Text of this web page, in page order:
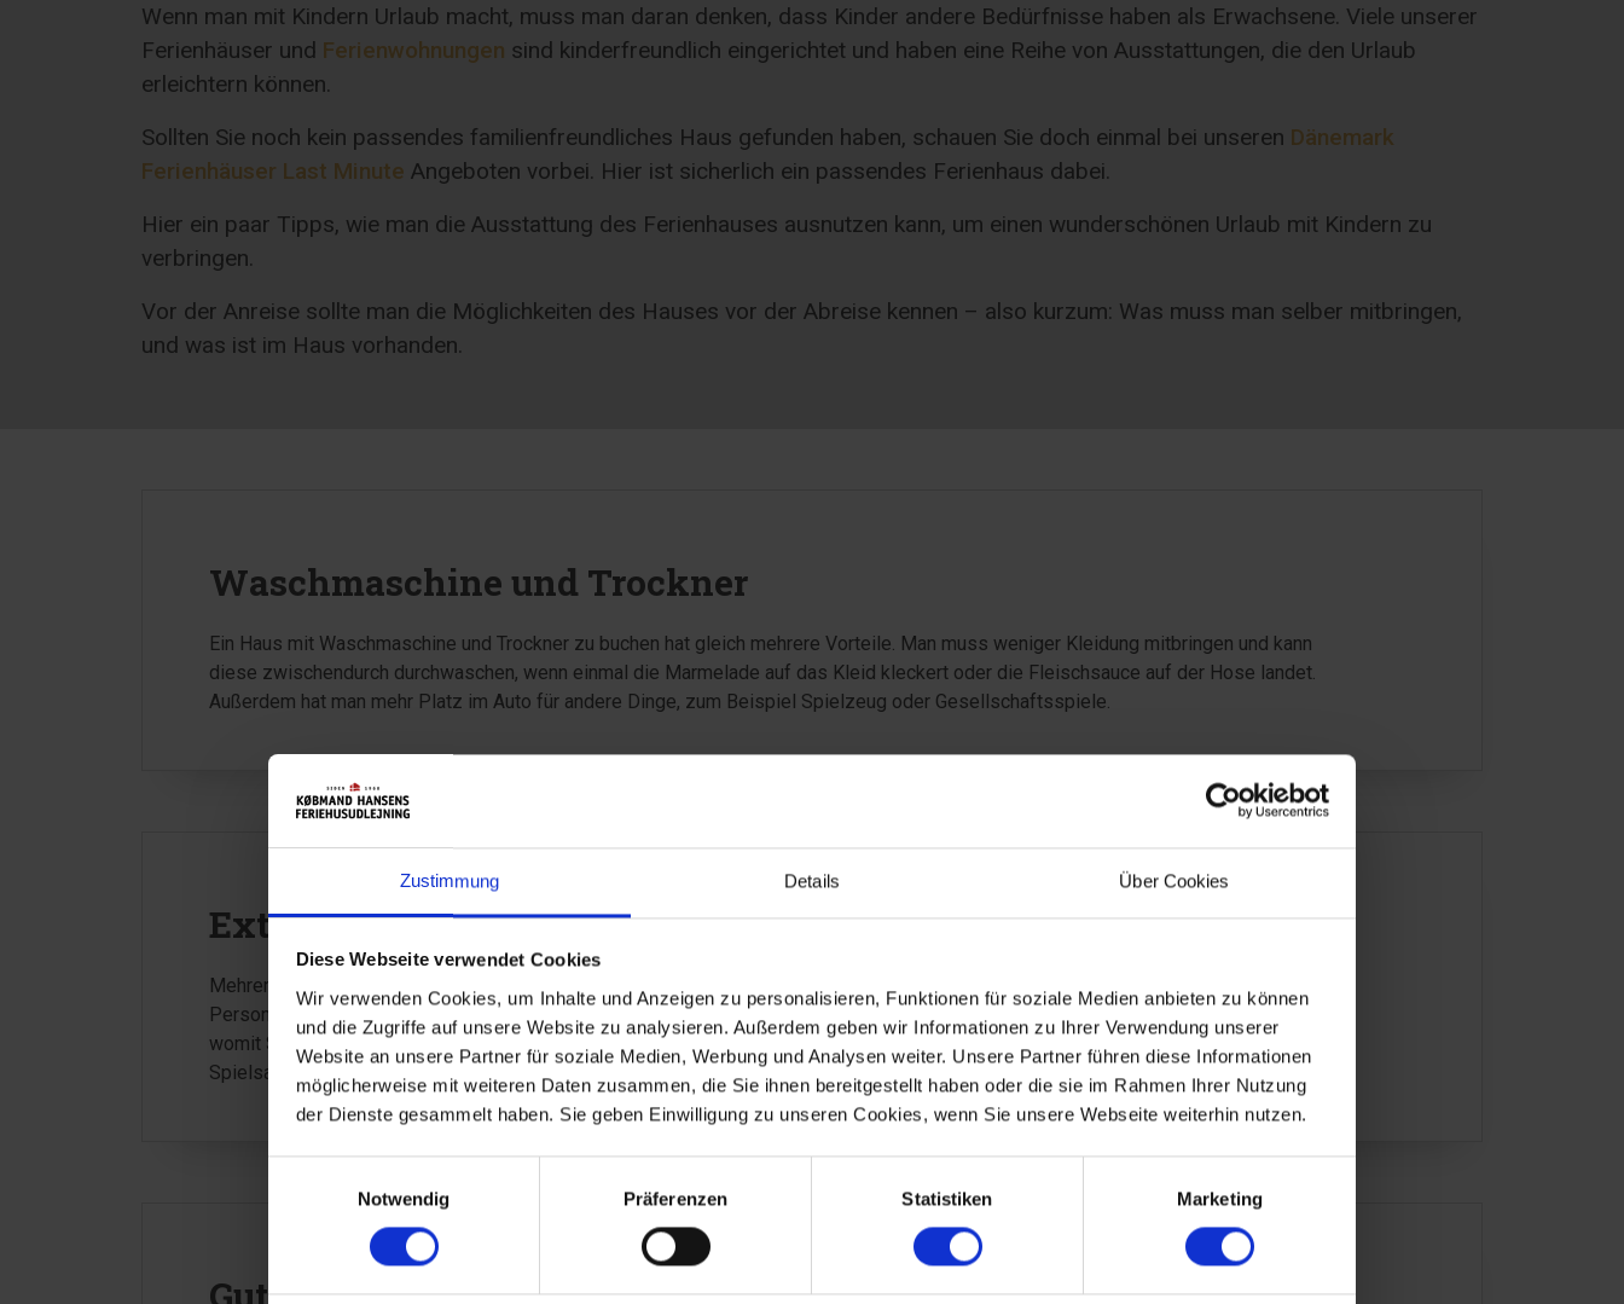
Zustimmung Details Über Cookies
Diese Webseite verwendet Cookies
Wir verwenden Cookies, um Inhalte und Anzeigen zu personalisieren, Funktionen für soziale Medien anbieten zu können
und die Zugriffe auf unsere Website zu analysieren. Außerdem geben wir Informationen zu Ihrer Verwendung unserer
Website an unsere Partner für soziale Medien, Werbung und Analysen weiter. Unsere Partner führen diese Informationen
möglicherweise mit weiteren Daten zusammen, die Sie ihnen bereitgestellt haben oder die sie im Rahmen Ihrer Nutzung
der Dienste gesammelt haben. Sie geben Einwilligung zu unseren Cookies, wenn Sie unsere Webseite weiterhin nutzen.
Notwendig
Präferenzen Statistiken Marketing
Wenn man mit Kindern Urlaub macht, muss man daran denken, dass Kinder andere Bedürfnisse haben als Erwachsene. Viele unserer
Ferienhäuser und Ferienwohnungen sind kinderfreundlich eingerichtet und haben eine Reihe von Ausstattungen, die den Urlaub
erleichtern können.
Sollten Sie noch kein passendes familienfreundliches Haus gefunden haben, schauen Sie doch einmal bei unseren Dänemark
Ferienhäuser Last Minute Angeboten vorbei. Hier ist sicherlich ein passendes Ferienhaus dabei.
Hier ein paar Tipps, wie man die Ausstattung des Ferienhauses ausnutzen kann, um einen wunderschönen Urlaub mit Kindern zu
verbringen.
Vor der Anreise sollte man die Möglichkeiten des Hauses vor der Abreise kennen – also kurzum: Was muss man selber mitbringen,
und was ist im Haus vorhanden.
Waschmaschine und Trockner
Ein Haus mit Waschmaschine und Trockner zu buchen hat gleich mehrere Vorteile. Man muss weniger Kleidung mitbringen und kann
diese zwischendurch durchwaschen, wenn einmal die Marmelade auf das Kleid kleckert oder die Fleischsauce auf der Hose landet.
Außerdem hat man mehr Platz im Auto für andere Dinge, zum Beispiel Spielzeug oder Gesellschaftsspiele.
Extra Bad
Mehrere Bäder sind immer ein Vorteil, und vor allem wenn man mit Kindern Urlaub macht! Die Vorteile sind offensichtlich: mehrere
Personen können zur selben Zeit duschen und es spart Zeit. Die Kinder können ein Bad bekommen, und die Erwachsene das andere,
womit Sand vom Strand, Schwimmtieren und Sandspielsachen im Bad der Kinder bleiben, und ein sauberes Bad ohne Sand und
Spielsachen bleibt den Eltern vorbehalten.